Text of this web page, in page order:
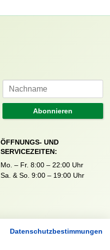
Abonnieren
ÖFFNUNGS- UND
SERVICEZEITEN:
Mo. – Fr. 8:00 – 22:00 Uhr
Sa. & So. 9:00 – 19:00 Uhr
VEREINSSHOP
Datenschutzbestimmungen